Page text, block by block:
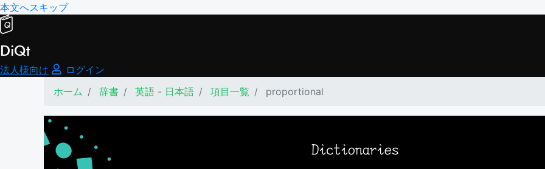
本文へスキップ
DiQt
法人様向け
ログイン
ホーム
辞書 英語 - 日本語 項目一覧 proportional